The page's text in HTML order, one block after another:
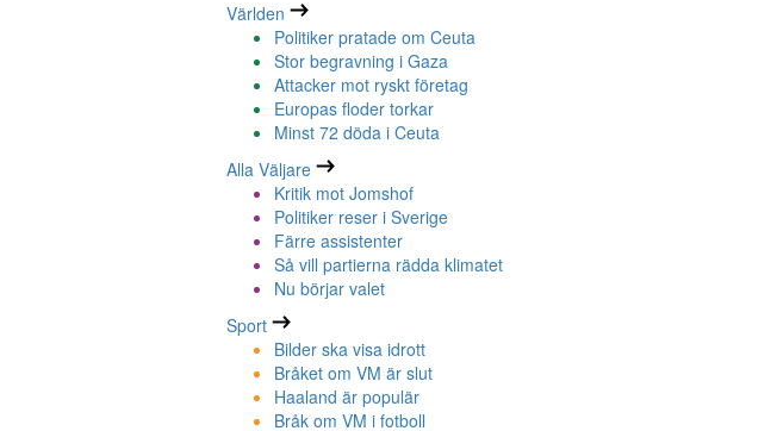
Världen
Politiker pratade om Ceuta
Stor begravning i Gaza
Attacker mot ryskt företag
Europas floder torkar
Minst 72 döda i Ceuta
Alla Väljare
Kritik mot Jomshof
Politiker reser i Sverige
Färre assistenter
Så vill partierna rädda klimatet
Nu börjar valet
Sport
Bilder ska visa idrott
Bråket om VM är slut
Haaland är populär
Bråk om VM i fotboll